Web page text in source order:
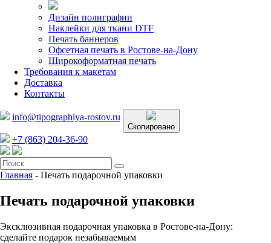
Дизайн полиграфии
Наклейки для ткани DTF
Печать баннеров
Офсетная печать в Ростове-на-Дону
Широкоформатная печать
Требования к макетам
Доставка
Контакты
info@tipographiya-rostov.ru
Скопировано
+7 (863) 204-36-90
Главная - Печать подарочной упаковки
Печать подарочной упаковки
Эксклюзивная подарочная упаковка в Ростове-на-Дону:
сделайте подарок незабываемым